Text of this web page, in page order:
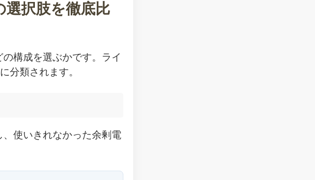
選択肢を徹底比
構成を選ぶかです。ライ
分類されます。
使いきれなかった余剰電